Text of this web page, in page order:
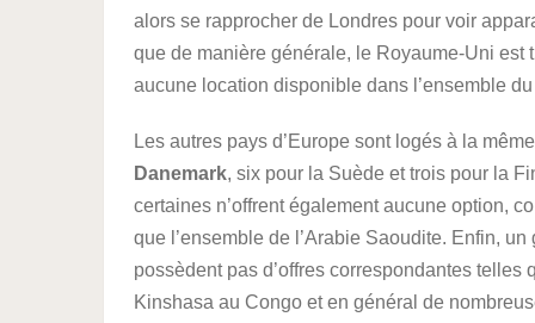
alors se rapprocher de Londres pour voir
que de manière générale, le Royaume-Uni est
aucune location disponible dans l’ensemble
Les autres pays d’Europe sont logés à la
Danemark, six pour la Suède et trois pour la
certaines n’offrent également aucune option,
que l’ensemble de l’Arabie Saoudite. Enfin,
possèdent pas d’offres correspondantes
Kinshasa au Congo et en général de